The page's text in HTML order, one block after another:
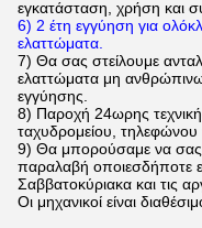
εγκατάσταση, χρήση και
6) 2 έτη εγγύηση για
ελαττώματα.
7) Θα σας στείλουμε
ελαττώματα μη
εγγύησης.
8) Παροχή 24ωρης
ταχυδρομείου, τηλεφώνου
9) Θα μπορούσαμε να
παραλαβή οποιεσδήποτε
Σαββατοκύριακα και τις
Οι μηχανικοί είναι